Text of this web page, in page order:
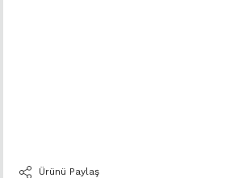
Ürünü Paylaş